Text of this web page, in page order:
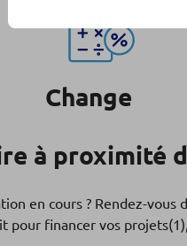
Change
à proximité
en cours ? Rendez-vous
pour financer vos